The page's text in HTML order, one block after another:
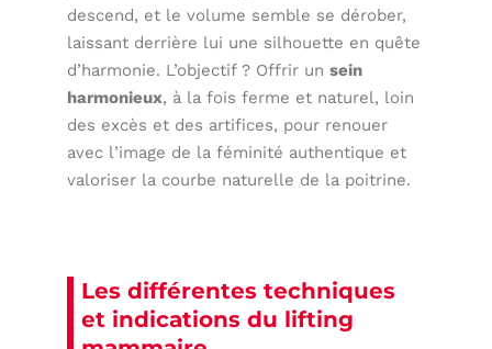
descend, et le volume semble se dérober,
laissant derrière lui une silhouette en quête
d’harmonie. L’objectif ? Offrir unsein
harmonieux, à la fois ferme et naturel, loin
des excès et des artifices, pour renouer
avec l’image de la féminité authentique et
valoriser la courbe naturelle de la poitrine.
Les différentes techniques
et indications du lifting